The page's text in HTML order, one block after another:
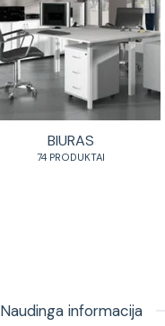
BIURAS
74 PRODUKTAI
Naudinga informacija